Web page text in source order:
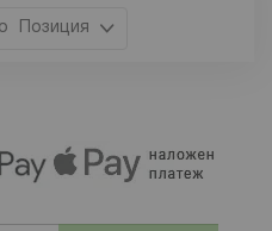
Позиция